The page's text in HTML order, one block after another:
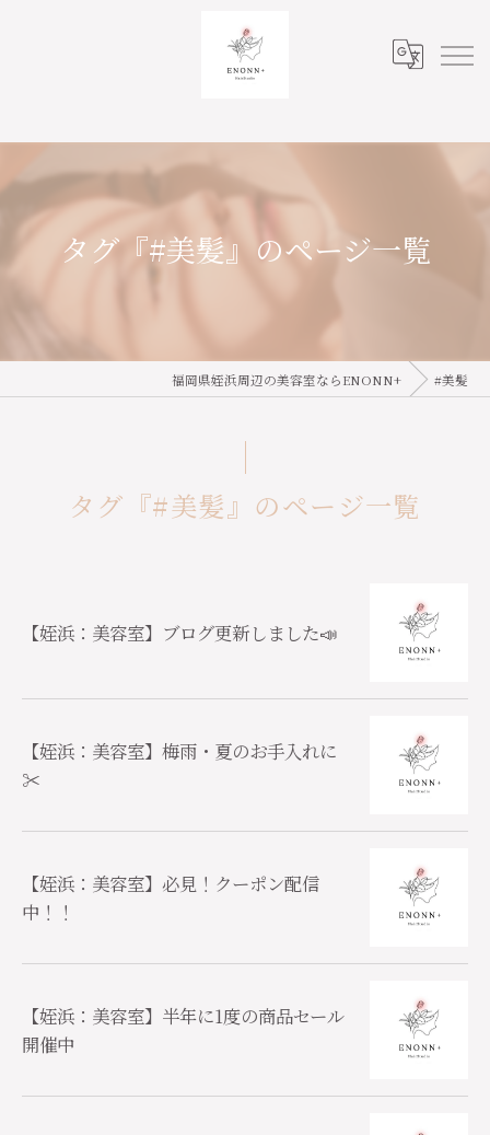
タグ『#美髪』のページ一覧
福岡県姪浜周辺の美容室ならENONN+ #美髪
タグ『#美髪』のページ一覧
【姪浜：美容室】ブログ更新しました📣
【姪浜：美容室】梅雨・夏のお手入れに
✂️
【姪浜：美容室】必見！クーポン配信
中！！
【姪浜：美容室】半年に1度の商品セール
開催中